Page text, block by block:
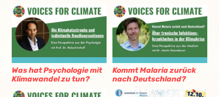
Was hat Psychologie mit
Klimawandel zu tun?
Kommt Malaria zurück
nach Deutschland?